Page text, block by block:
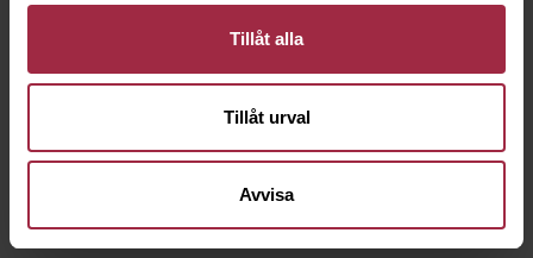
Tillåt alla
Tillåt urval
Avvisa